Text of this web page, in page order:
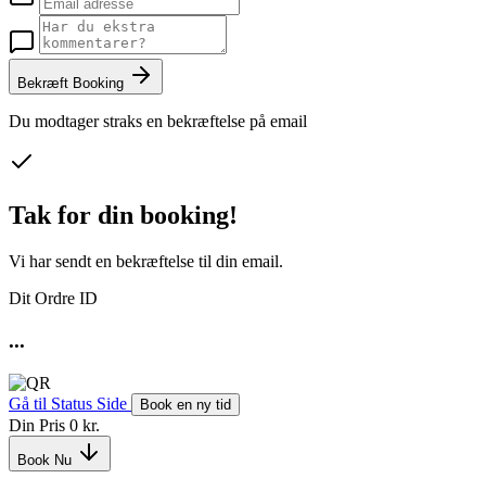
Bekræft Booking
Du modtager straks en bekræftelse på email
Tak for din booking!
Vi har sendt en bekræftelse til din email.
Dit Ordre ID
...
Gå til Status Side Book en ny tid
Din Pris 0 kr.
Book Nu